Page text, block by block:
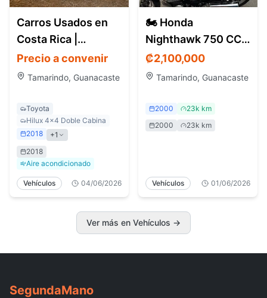
Carros Usados en
Costa Rica |
Encuentra
Vehículos en Todo
Precio a convenir
Tamarindo, Guanacaste
Toyota
Hilux 4x4 Doble Cabina
2018
+1
2018
Aire acondicionado
Vehículos 04/06/2026
🏍️ Honda
Nighthawk 750 CC –
Modelo 2000
₡2,100,000
Tamarindo, Guanacaste
2000
23k km
2000
23k km
Vehículos 01/06/2026
Ver más en Vehículos →
SegundaMano